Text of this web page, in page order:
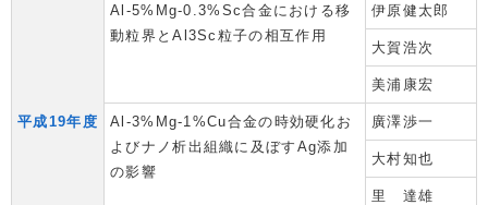
平成19年度
Al-5%Mg-0.3%Sc合金における移
動粒界とAl3Sc粒子の相互作用
伊原健太郎
大賀浩次
美浦康宏
Al-3%Mg-1%Cu合金の時効硬化お
よびナノ析出組織に及ぼすAg添加
の影響
廣澤渉一
大村知也
里 達雄